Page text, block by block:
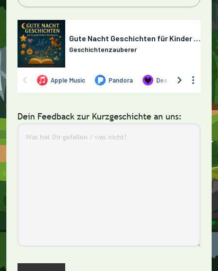
Dein Feedback zur Kurzgeschichte an uns: